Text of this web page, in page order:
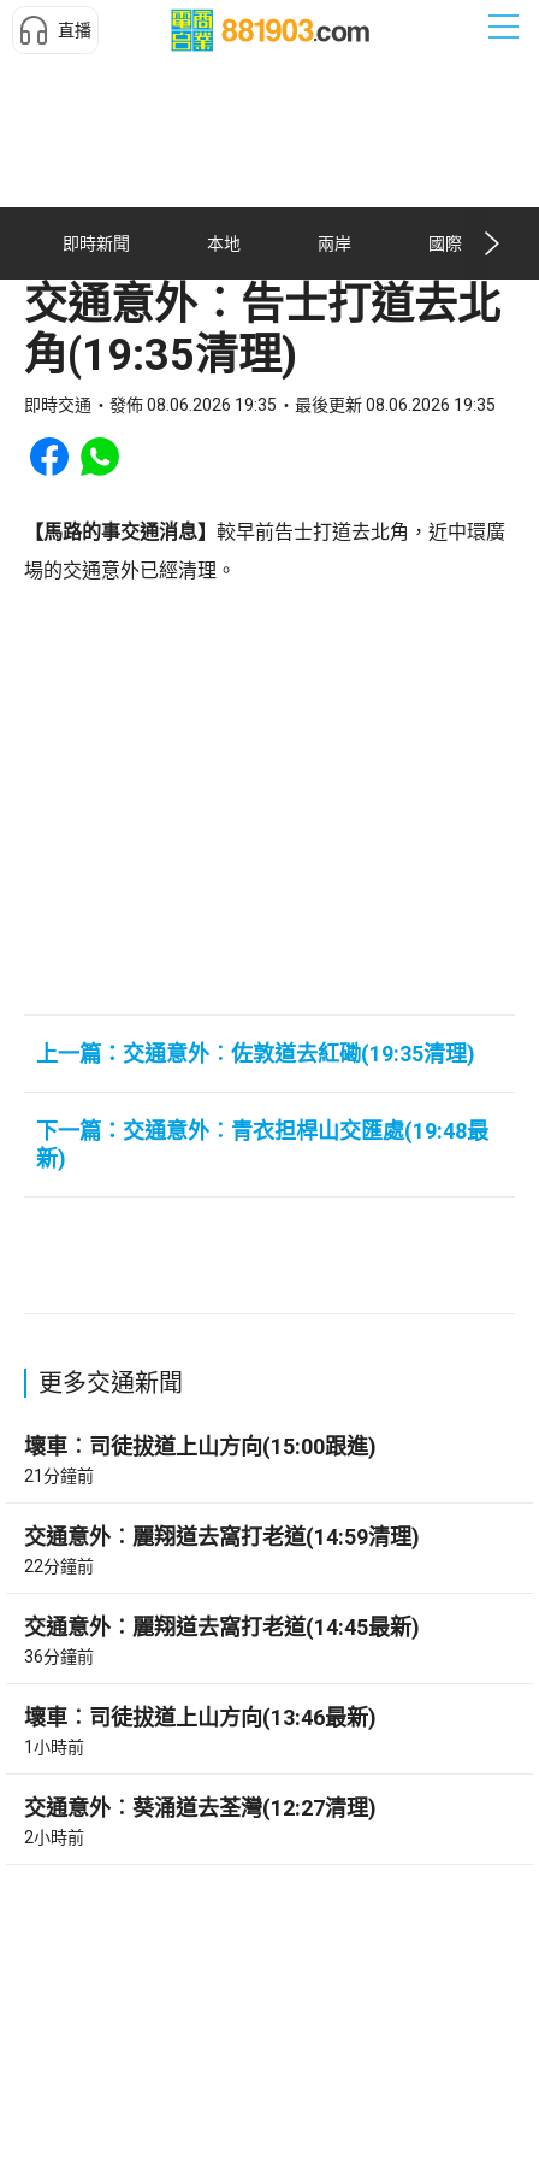
直播
即時新聞 本地 兩岸 國際
交通意外︰告士打道去北
角(19:35清理)
即時交通 發佈 08.06.2026 19:35 最後更新 08.06.2026 19:35
Share to Facebook
Share to WhatsApp
【馬路的事交通消息】 較早前告士打道去北角，近中環廣
場的交通意外已經清理。
上一篇：交通意外︰佐敦道去紅磡(19:35清理)
下一篇：交通意外︰青衣担桿山交匯處(19:48最
新)
更多交通新聞
壞車︰司徒拔道上山方向(15:00跟進)
21分鐘前
交通意外︰麗翔道去窩打老道(14:59清理)
22分鐘前
交通意外︰麗翔道去窩打老道(14:45最新)
36分鐘前
壞車︰司徒拔道上山方向(13:46最新)
1小時前
交通意外︰葵涌道去荃灣(12:27清理)
2小時前